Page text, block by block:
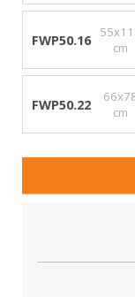
FWP50.16
cm
FWP50.22
cm